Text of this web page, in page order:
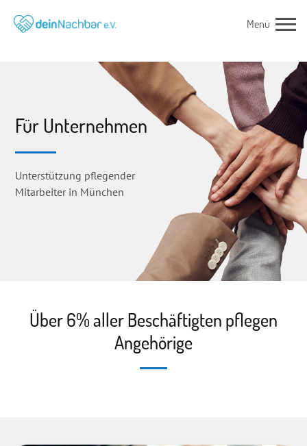
Für Unternehmen
Unterstützung pflegender
Mitarbeiter in München
Über 6% aller Beschäftigten pflegen
Angehörige